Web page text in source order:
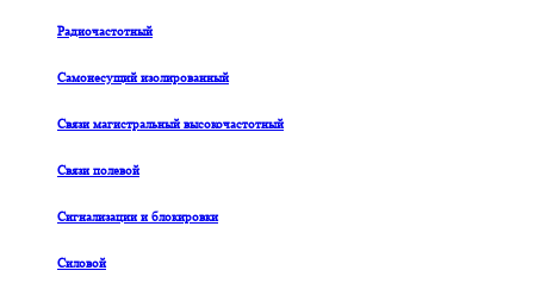
Радиочастотный
Самонесущий изолированный
Связи магистральный высокочастотный
Связи полевой
Сигнализации и блокировки
Силовой